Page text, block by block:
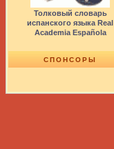
Толковый словарь
испанского языка Real
Academia Española
СПОНСОРЫ